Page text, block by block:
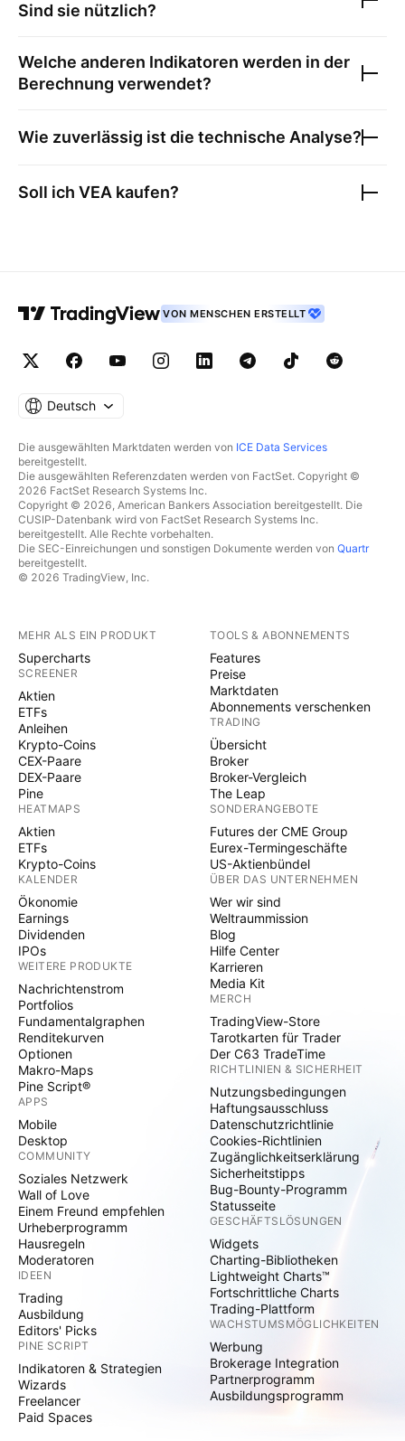
Sind sie nützlich?
Welche anderen Indikatoren werden in der
Berechnung verwendet?
Wie zuverlässig ist die technische Analyse?
Soll ich VEA kaufen?
VON MENSCHEN ERSTELLT
Deutsch
Die ausgewählten Marktdaten werden von ICE Data Services
bereitgestellt.
Die ausgewählten Referenzdaten werden von FactSet. Copyright ©
2026 FactSet Research Systems Inc.
Copyright © 2026, American Bankers Association bereitgestellt. Die
CUSIP-Datenbank wird von FactSet Research Systems Inc.
bereitgestellt. Alle Rechte vorbehalten.
Die SEC-Einreichungen und sonstigen Dokumente werden von Quartr
bereitgestellt.
© 2026 TradingView, Inc.
MEHR ALS EIN PRODUKT
Supercharts
SCREENER
Aktien
ETFs
Anleihen
Krypto-Coins
CEX-Paare
DEX-Paare
Pine
HEATMAPS
Aktien
ETFs
Krypto-Coins
KALENDER
Ökonomie
Earnings
Dividenden
IPOs
WEITERE PRODUKTE
Nachrichtenstrom
Portfolios
Fundamentalgraphen
Renditekurven
Optionen
Makro-Maps
Pine Script®
APPS
Mobile
Desktop
COMMUNITY
Soziales Netzwerk
Wall of Love
Einem Freund empfehlen
Urheberprogramm
Hausregeln
Moderatoren
IDEEN
Trading
Ausbildung
Editors' Picks
PINE SCRIPT
Indikatoren & Strategien
Wizards
Freelancer
Paid Spaces
TOOLS & ABONNEMENTS
Features
Preise
Marktdaten
Abonnements verschenken
TRADING
Übersicht
Broker
Broker-Vergleich
The Leap
SONDERANGEBOTE
Futures der CME Group
Eurex-Termingeschäfte
US-Aktienbündel
ÜBER DAS UNTERNEHMEN
Wer wir sind
Weltraummission
Blog
Hilfe Center
Karrieren
Media Kit
MERCH
TradingView-Store
Tarotkarten für Trader
Der C63 TradeTime
RICHTLINIEN & SICHERHEIT
Nutzungsbedingungen
Haftungsausschluss
Datenschutzrichtlinie
Cookies-Richtlinien
Zugänglichkeitserklärung
Sicherheitstipps
Bug-Bounty-Programm
Statusseite
GESCHÄFTSLÖSUNGEN
Widgets
Charting-Bibliotheken
Lightweight Charts™
Fortschrittliche Charts
Trading-Plattform
WACHSTUMSMÖGLICHKEITEN
Werbung
Brokerage Integration
Partnerprogramm
Ausbildungsprogramm